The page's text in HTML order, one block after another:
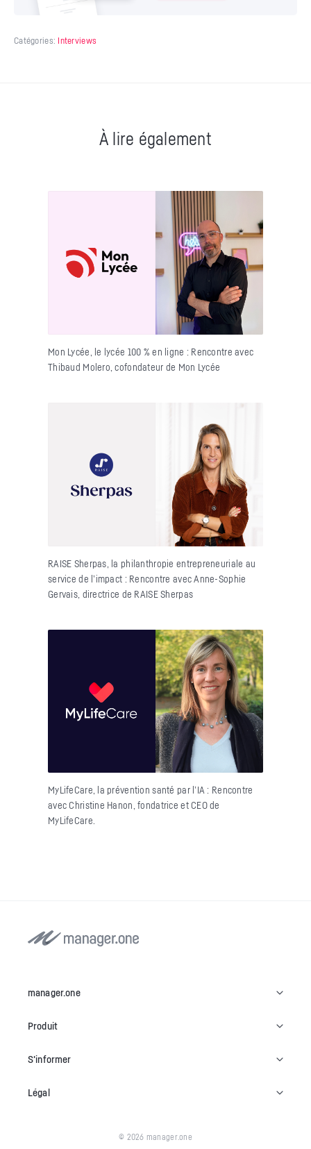
Catégories: Interviews
À lire également
Mon Lycée, le lycée 100 % en ligne : Rencontre avec
Thibaud Molero, cofondateur de Mon Lycée
RAISE Sherpas, la philanthropie entrepreneuriale au
service de l’impact : Rencontre avec Anne-Sophie
Gervais, directrice de RAISE Sherpas
MyLifeCare, la prévention santé par l’IA : Rencontre
avec Christine Hanon, fondatrice et CEO de
MyLifeCare.
manager.one
Produit
S'informer
Légal
© 2026 manager.one